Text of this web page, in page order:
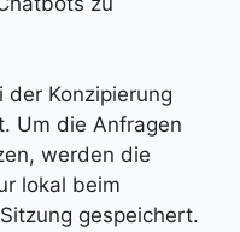
Konzipierung
Um die Anfragen
werden die
lokal beim
gespeichert.